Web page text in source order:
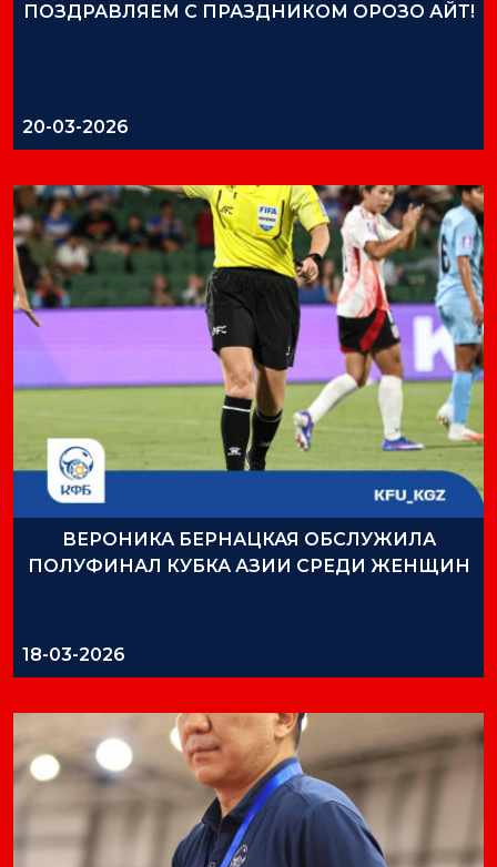
ПОЗДРАВЛЯЕМ С ПРАЗДНИКОМ ОРОЗО АЙТ!
20-03-2026
ВЕРОНИКА БЕРНАЦКАЯ ОБСЛУЖИЛА
ПОЛУФИНАЛ КУБКА АЗИИ СРЕДИ ЖЕНЩИН
18-03-2026